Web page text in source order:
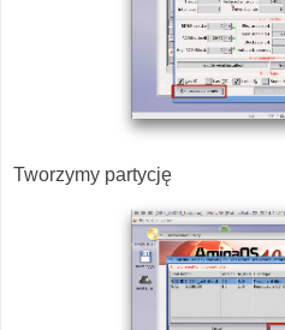
Tworzymy partycję